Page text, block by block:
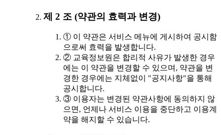
제 2 조 (약관의 효력과 변경)
① 이 약관은 서비스 메뉴에 게시하여 공시함
으로써 효력을 발생합니다.
② 교육정보원은 합리적 사유가 발생한 경우
에는 이 약관을 변경할 수 있으며, 약관을 변
경한 경우에는 지체없이 "공지사항"을 통해
공시합니다.
③ 이용자는 변경된 약관사항에 동의하지 않
으면, 언제나 서비스 이용을 중단하고 이용계
약을 해지할 수 있습니다.